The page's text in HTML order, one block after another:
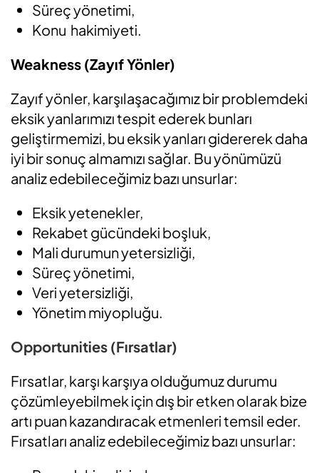
Süreç yönetimi,
Konu hakimiyeti.
Weakness (Zayıf Yönler)
Zayıf yönler, karşılaşacağımız bir problemdeki
eksik yanlarımızı tespit ederek bunları
geliştirmemizi, bu eksik yanları gidererek daha
iyi bir sonuç almamızı sağlar. Bu yönümüzü
analiz edebileceğimiz bazı unsurlar:
Eksik yetenekler,
Rekabet gücündeki boşluk,
Mali durumun yetersizliği,
Süreç yönetimi,
Veri yetersizliği,
Yönetim miyopluğu.
Opportunities (Fırsatlar)
Fırsatlar, karşı karşıya olduğumuz durumu
çözümleyebilmek için dış bir etken olarak bize
artı puan kazandıracak etmenleri temsil eder.
Fırsatları analiz edebileceğimiz bazı unsurlar: